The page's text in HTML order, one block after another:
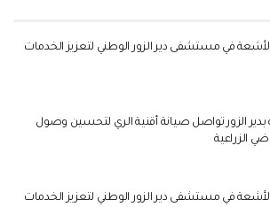
في مستشفى دير الزور الوطني لتعزيز الخدمات
بدير الزور تواصل صيانة أقنية الري لتحسين وصول
الزراعية
في مستشفى دير الزور الوطني لتعزيز الخدمات